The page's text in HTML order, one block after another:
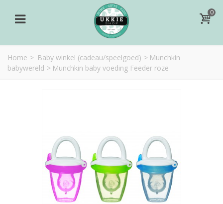
0
Home > Baby winkel (cadeau/speelgoed) > Munchkin
babywereld > Munchkin baby voeding Feeder roze